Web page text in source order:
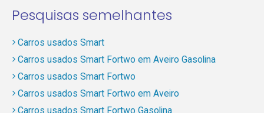
Pesquisas semelhantes
Carros usados Smart
Carros usados Smart Fortwo em Aveiro Gasolina
Carros usados Smart Fortwo
Carros usados Smart Fortwo em Aveiro
Carros usados Smart Fortwo Gasolina